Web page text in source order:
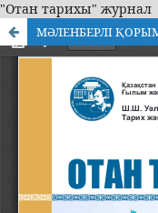
"Отан тарихы" журнал
МӘЛЕНБЕРЛІ